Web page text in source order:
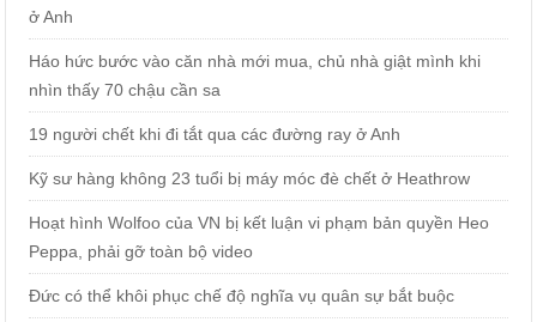
ở Anh
Háo hức bước vào căn nhà mới mua, chủ nhà giật mình khi
nhìn thấy 70 chậu cần sa
19 người chết khi đi tắt qua các đường ray ở Anh
Kỹ sư hàng không 23 tuổi bị máy móc đè chết ở Heathrow
Hoạt hình Wolfoo của VN bị kết luận vi phạm bản quyền Heo
Peppa, phải gỡ toàn bộ video
Đức có thể khôi phục chế độ nghĩa vụ quân sự bắt buộc